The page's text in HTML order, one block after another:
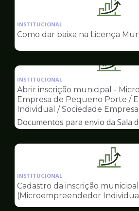
Ilustração
pagina
Sala
do
INSTITUCIONAL
Como dar baixa na Licença
pagina
de
Sala
do
INSTITUCIONAL
Abrir inscrição municipal -
Empresa de Pequeno Porte /
Individual / Sociedade
Documentos para envio da Sala
Ilustração
pagina
de
Sala
INSTITUCIONAL
Cadastro da inscrição
(Microempreendedor